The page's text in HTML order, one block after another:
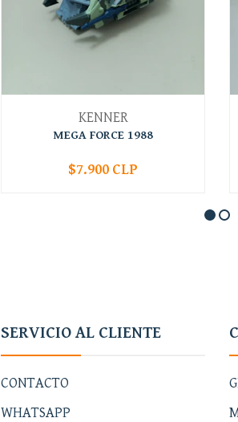
KENNER
MEGA FORCE 1988
+
$7.900 CLP
SERVICIO AL CLIENTE
CONTACTO
WHATSAPP